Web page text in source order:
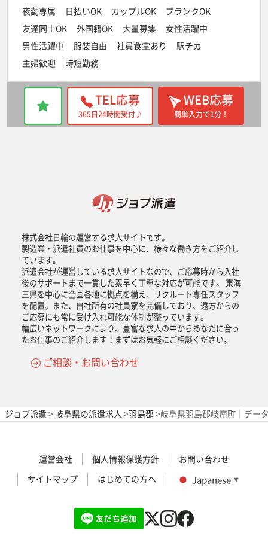
夜勤専属
日払いOK カップルOK
ブランクOK
友達同士OK
外国籍OK 大量募集
女性活躍中
男性活躍中
服装自由 社員食堂あり
駅チカ
主婦歓迎
時短勤務
WEB応募
簡単入力で1分！
TEL応募
365日24時間受付♪
株式会社日輪の運営する求人サイトです。
製造業・派遣社員のお仕事を中心に、様々な働き方をご紹介し
ています。
派遣会社が運営している求人サイトなので、ご応募時から入社
後のサポートまで一貫した素早く丁寧な対応が可能です。 東海
三県を中心に全国各地に拠点を構え、リクルート専任スタッフ
を配置。また、自社所有の社員寮を完備しており、遠方からの
ご応募にも常に受け入れ可能な体制が整っています。
幅広いネットワークにより、豊富な求人の中からあなたに合っ
たお仕事のご紹介します！まずはお気軽にご相談ください。
ご相談・お問い合わせ
ジョブ派遣> 岐阜県の派遣求人 >羽島郡>岐阜県羽島郡岐南町｜デー
運営会社 個人情報保護方針
お問い合わせ
サイトマップ
はじめての方へ Japanese ▼